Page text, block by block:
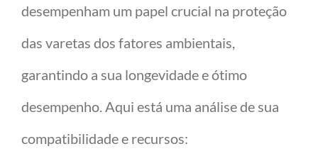
desempenham um papel crucial na proteção
das varetas dos fatores ambientais,
garantindo a sua longevidade e ótimo
desempenho. Aqui está uma análise de sua
compatibilidade e recursos: